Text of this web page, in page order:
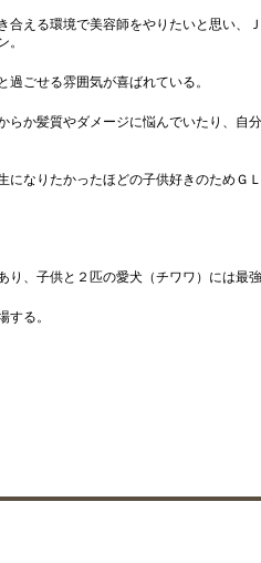
合える環境で美容師をやりたいと思い、
。
ごせる雰囲気が喜ばれている。
らか髪質やダメージに悩んでいたり、自
になりたかったほどの子供好きのためＧ
り、子供と２匹の愛犬（チワワ）には最
する。